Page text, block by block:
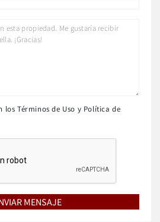
los Términos de Uso y Política de